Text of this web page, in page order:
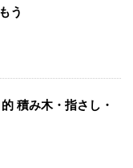
う
積み木・指さし・